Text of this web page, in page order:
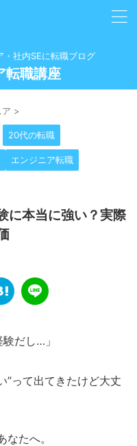
・社内SEに転職ブログ
転職講座
>
20代の転職
エンジニア転職
に本当に強い？実際
だし…」
”って出てきたけど大丈
たへ。